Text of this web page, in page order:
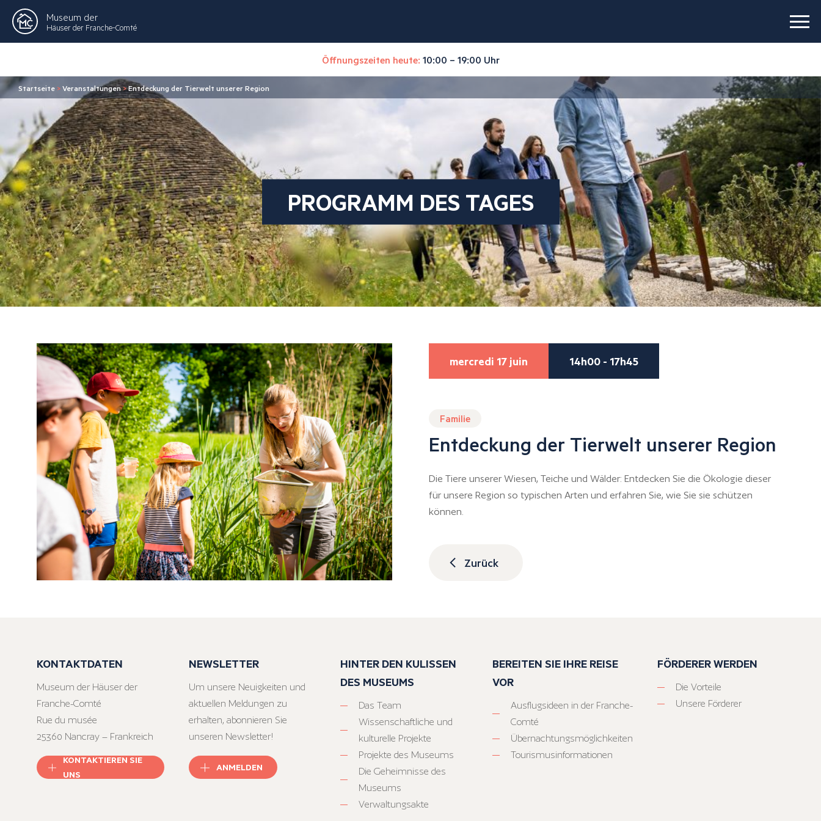
Museum der
Häuser der Franche-Comté
Öffnungszeiten heute: 10:00 – 19:00 Uhr
Startseite >Veranstaltungen>Entdeckung der Tierwelt unserer Region
PROGRAMM DES TAGES
mercredi 17 juin 14h00 - 17h45
Familie
Entdeckung der Tierwelt unserer Region
Die Tiere unserer Wiesen, Teiche und Wälder: Entdecken Sie die Ökologie dieser
für unsere Region so typischen Arten und erfahren Sie, wie Sie sie schützen
können.
Zurück
KONTAKTDATEN
Museum der Häuser der
Franche-Comté
Rue du musée
25360 Nancray – Frankreich
KONTAKTIEREN SIE
UNS
NEWSLETTER
Um unsere Neuigkeiten und
aktuellen Meldungen zu
erhalten, abonnieren Sie
unseren Newsletter!
ANMELDEN
HINTER DEN KULISSEN
DES MUSEUMS
Das Team
Wissenschaftliche und
kulturelle Projekte
Projekte des Museums
Die Geheimnisse des
Museums
Verwaltungsakte
BEREITEN SIE IHRE REISE
VOR
Ausflugsideen in der Franche-
Comté
Übernachtungsmöglichkeiten
Tourismusinformationen
FÖRDERER WERDEN
Die Vorteile
Unsere Förderer